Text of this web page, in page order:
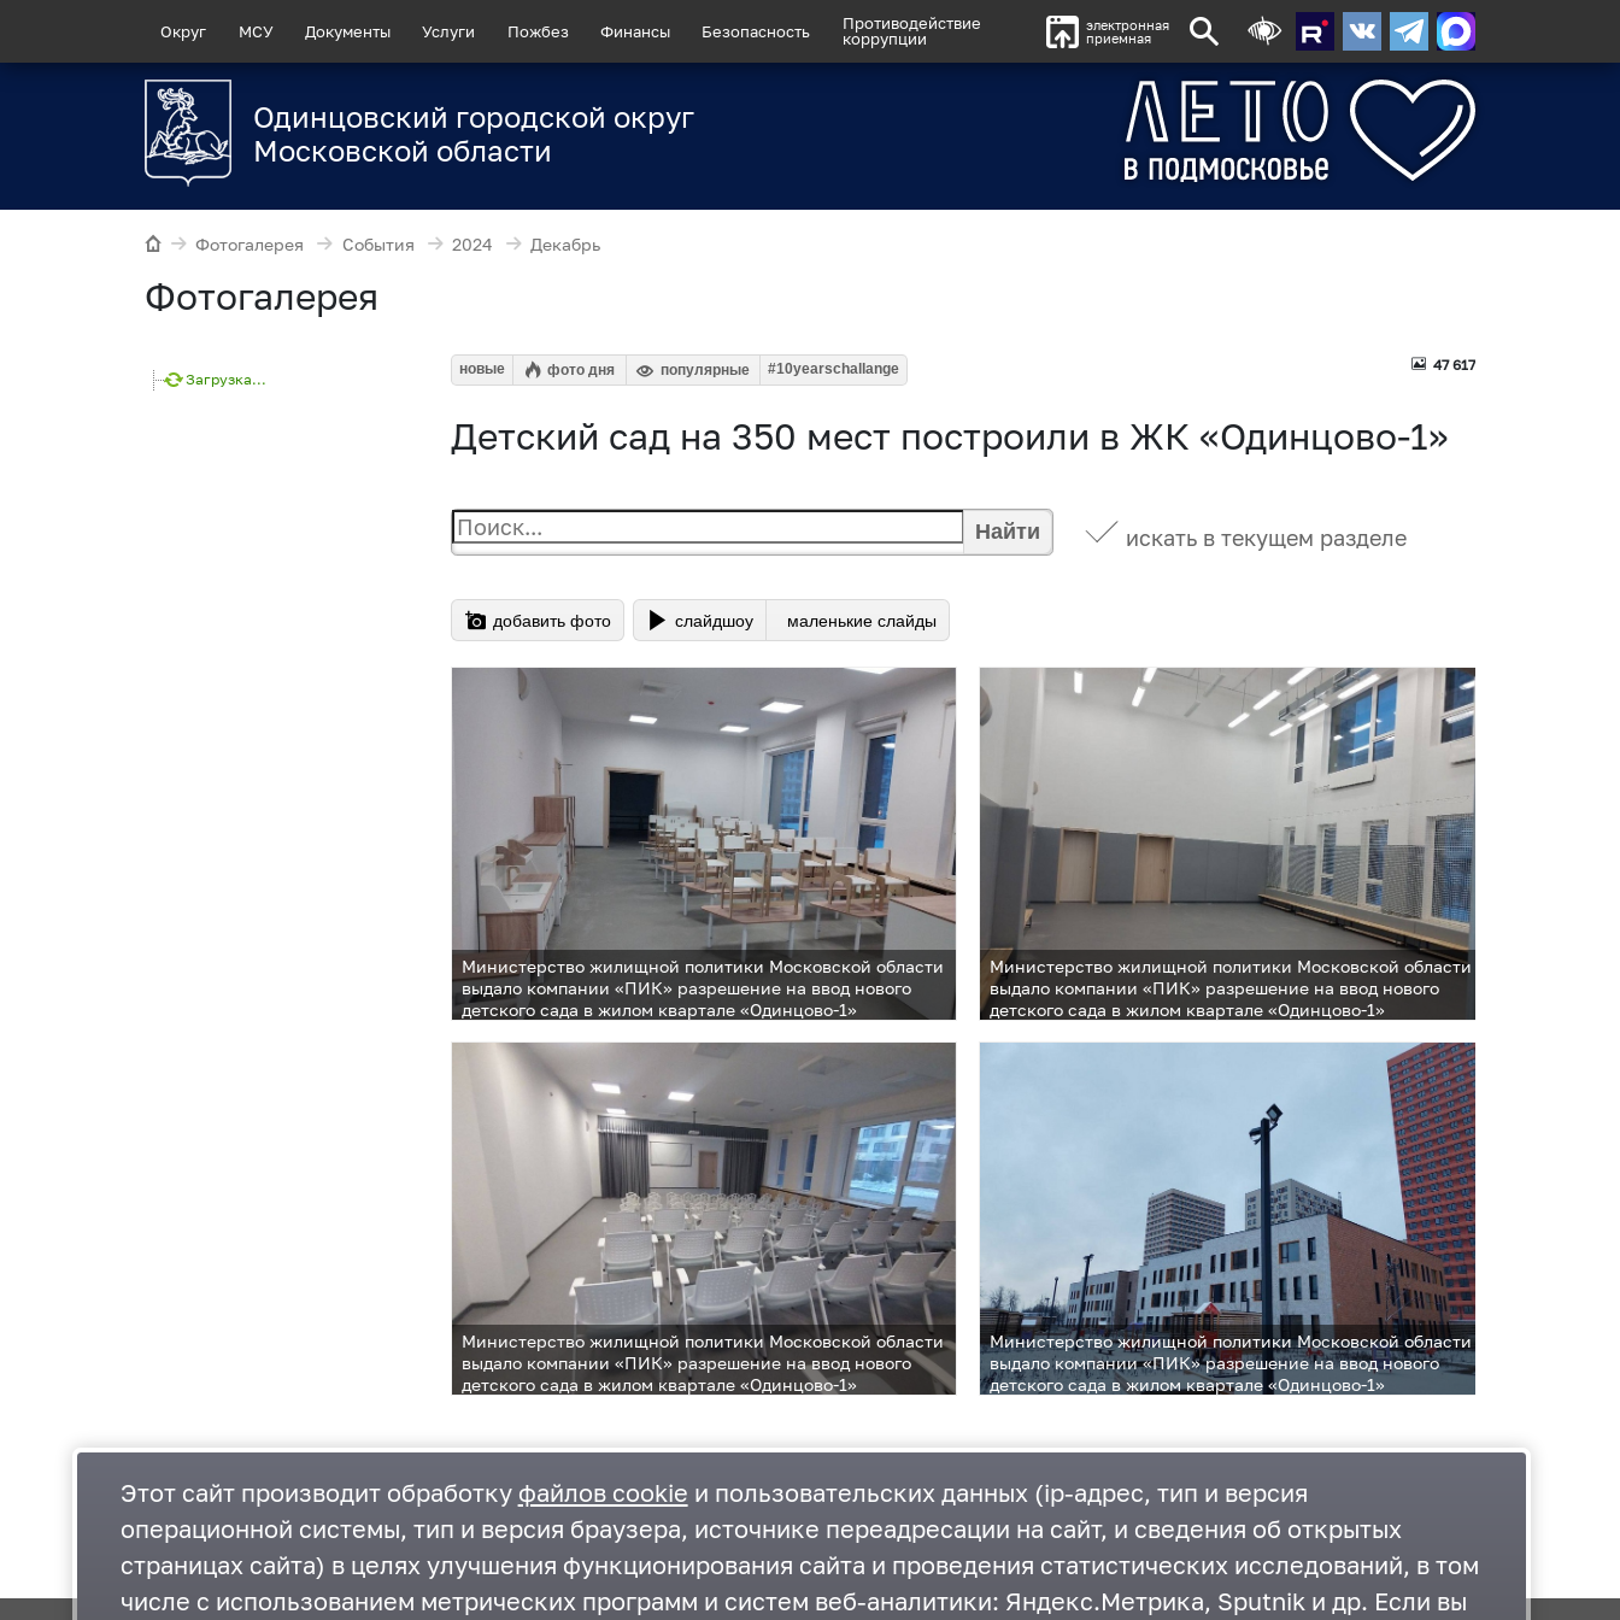
Округ МСУ Документы Услуги Пожбез Финансы Безопасность
Противодействие
коррупции
электронная
приемная
Одинцовский городской округ
Московской области
Фотогалерея События 2024 Декабрь
Фотогалерея
Загрузка...
47 617
новые фото дня популярные #10yearschallange
Детский сад на 350 мест построили в ЖК «Одинцово-1»
Найти искать в текущем разделе
добавить фото слайдшоу маленькие слайды
Министерство жилищной политики Московской области
выдало компании «ПИК» разрешение на ввод нового
детского сада в жилом квартале «Одинцово-1»
Министерство жилищной политики Московской области
выдало компании «ПИК» разрешение на ввод нового
детского сада в жилом квартале «Одинцово-1»
Министерство жилищной политики Московской области
выдало компании «ПИК» разрешение на ввод нового
детского сада в жилом квартале «Одинцово-1»
Министерство жилищной политики Московской области
выдало компании «ПИК» разрешение на ввод нового
детского сада в жилом квартале «Одинцово-1»
Этот сайт производит обработку файлов cookie и пользовательских данных (ip-адрес, тип и версия
операционной системы, тип и версия браузера, источнике переадресации на сайт, и сведения об открытых
страницах сайта) в целях улучшения функционирования сайта и проведения статистических исследований, в том
числе с использованием метрических программ и систем веб-аналитики: Яндекс.Метрика, Sputnik и др. Если вы